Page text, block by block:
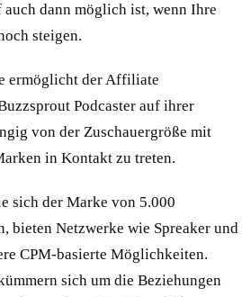
dann möglich ist, wenn Ihre
steigen.
ermöglicht der Affiliate
Podcaster auf ihrer
von der Zuschauergröße mit
in Kontakt zu treten.
sich der Marke von 5.000
bieten Netzwerke wie Spreaker und
CPM-basierte Möglichkeiten.
sich um die Beziehungen